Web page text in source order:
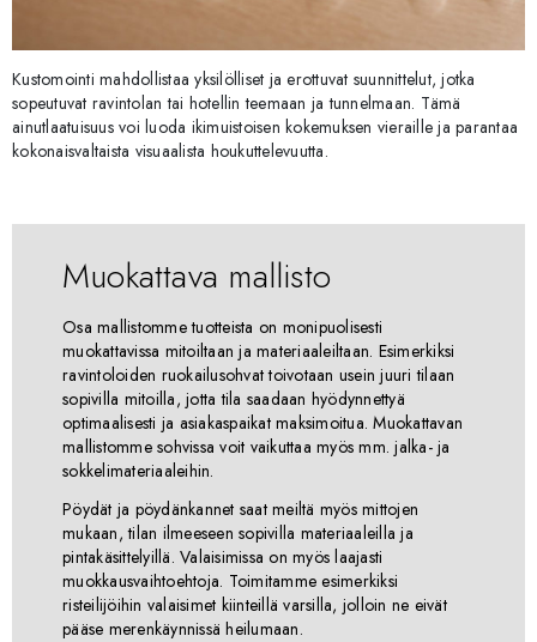
Kustomointi mahdollistaa yksilölliset ja erottuvat suunnittelut, jotka
sopeutuvat ravintolan tai hotellin teemaan ja tunnelmaan. Tämä
ainutlaatuisuus voi luoda ikimuistoisen kokemuksen vieraille ja parantaa
kokonaisvaltaista visuaalista houkuttelevuutta.
Muokattava mallisto
Osa mallistomme tuotteista on monipuolisesti
muokattavissa mitoiltaan ja materiaaleiltaan. Esimerkiksi
ravintoloiden ruokailusohvat toivotaan usein juuri tilaan
sopivilla mitoilla, jotta tila saadaan hyödynnettyä
optimaalisesti ja asiakaspaikat maksimoitua. Muokattavan
mallistomme sohvissa voit vaikuttaa myös mm. jalka- ja
sokkelimateriaaleihin.
Pöydät ja pöydänkannet saat meiltä myös mittojen
mukaan, tilan ilmeeseen sopivilla materiaaleilla ja
pintakäsittelyillä. Valaisimissa on myös laajasti
muokkausvaihtoehtoja. Toimitamme esimerkiksi
risteilijöihin valaisimet kiinteillä varsilla, jolloin ne eivät
pääse merenkäynnissä heilumaan.